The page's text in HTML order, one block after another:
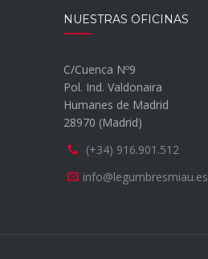
NUESTRAS OFICINAS
C/Cuenca Nº9
Pol. Ind. Valdonaira
Humanes de Madrid
28970 (Madrid)
(+34) 916.901.512
info@legumbresmiau.es